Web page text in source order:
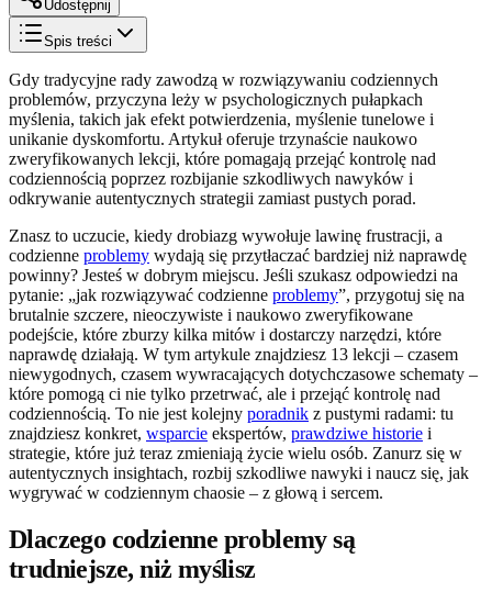
Udostępnij
Spis treści
Gdy tradycyjne rady zawodzą w rozwiązywaniu codziennych
problemów, przyczyna leży w psychologicznych pułapkach
myślenia, takich jak efekt potwierdzenia, myślenie tunelowe i
unikanie dyskomfortu. Artykuł oferuje trzynaście naukowo
zweryfikowanych lekcji, które pomagają przejąć kontrolę nad
codziennością poprzez rozbijanie szkodliwych nawyków i
odkrywanie autentycznych strategii zamiast pustych porad.
Znasz to uczucie, kiedy drobiazg wywołuje lawinę frustracji, a
codzienne problemy wydają się przytłaczać bardziej niż naprawdę
powinny? Jesteś w dobrym miejscu. Jeśli szukasz odpowiedzi na
pytanie: „jak rozwiązywać codzienne problemy”, przygotuj się na
brutalnie szczere, nieoczywiste i naukowo zweryfikowane
podejście, które zburzy kilka mitów i dostarczy narzędzi, które
naprawdę działają. W tym artykule znajdziesz 13 lekcji – czasem
niewygodnych, czasem wywracających dotychczasowe schematy –
które pomogą ci nie tylko przetrwać, ale i przejąć kontrolę nad
codziennością. To nie jest kolejny poradnik z pustymi radami: tu
znajdziesz konkret, wsparcie ekspertów, prawdziwe historie i
strategie, które już teraz zmieniają życie wielu osób. Zanurz się w
autentycznych insightach, rozbij szkodliwe nawyki i naucz się, jak
wygrywać w codziennym chaosie – z głową i sercem.
Dlaczego codzienne problemy są
trudniejsze, niż myślisz